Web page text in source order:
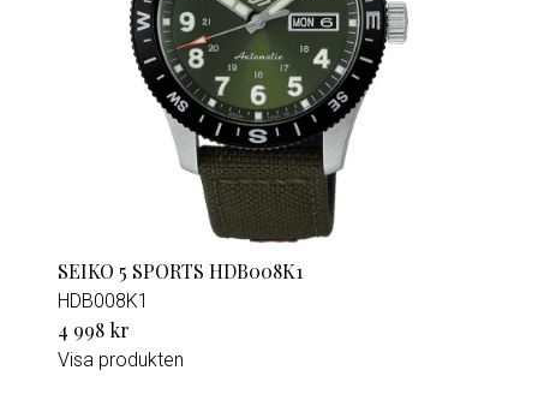
SEIKO 5 SPORTS HDB008K1
HDB008K1
4 998 kr
Visa produkten